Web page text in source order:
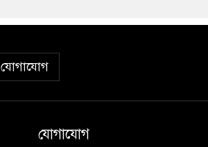
যোগাযোগ
যোগাযোগ